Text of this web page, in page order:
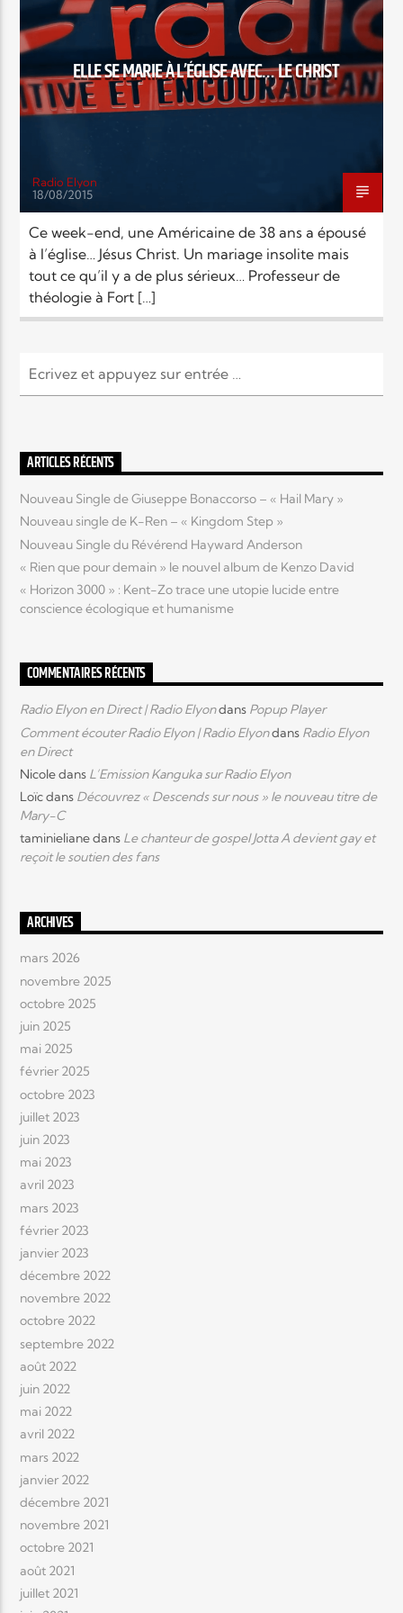
TITRE
ARTISTE
Radio Elyon
Elyon Rhema
Elyon Hits
Elyon Live
Elyon Kids
ELLE SE MARIE À L’ÉGLISE AVEC… LE CHRIST
Radio Elyon
18/08/2015
Ce week-end, une Américaine de 38 ans a épousé
à l’église… Jésus Christ. Un mariage insolite mais
tout ce qu’il y a de plus sérieux… Professeur de
théologie à Fort […]
ARTICLES RÉCENTS
Nouveau Single de Giuseppe Bonaccorso – « Hail Mary »
Nouveau single de K-Ren – « Kingdom Step »
Nouveau Single du Révérend Hayward Anderson
« Rien que pour demain » le nouvel album de Kenzo David
« Horizon 3000 » : Kent-Zo trace une utopie lucide entre
conscience écologique et humanisme
COMMENTAIRES RÉCENTS
Radio Elyon en Direct | Radio Elyondans Popup Player
Comment écouter Radio Elyon | Radio Elyondans Radio Elyon
en Direct
Nicoledans L’Emission Kanguka sur Radio Elyon
Loïcdans Découvrez « Descends sur nous » le nouveau titre de
Mary-C
taminielianedans Le chanteur de gospel Jotta A devient gay et
reçoit le soutien des fans
ARCHIVES
mars 2026
novembre 2025
octobre 2025
juin 2025
mai 2025
février 2025
octobre 2023
juillet 2023
juin 2023
mai 2023
avril 2023
mars 2023
février 2023
janvier 2023
décembre 2022
novembre 2022
octobre 2022
septembre 2022
août 2022
juin 2022
mai 2022
avril 2022
mars 2022
janvier 2022
décembre 2021
novembre 2021
octobre 2021
août 2021
juillet 2021